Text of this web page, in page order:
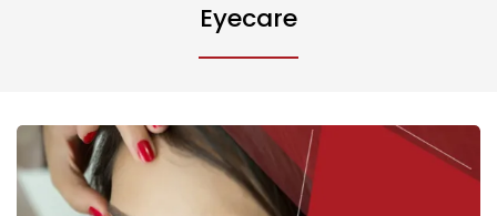
Eyecare